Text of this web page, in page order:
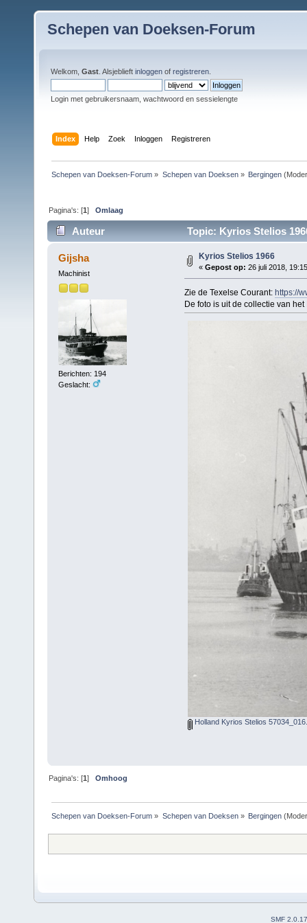
Schepen van Doeksen-Forum
Welkom, Gast . Alsjeblieft inloggen of registreren
Login met gebruikersnaam, wachtwoord en sessielengte
Index Help Zoek Inloggen Registreren
Schepen van Doeksen-Forum » Schepen van Doeksen» Bergingen
Pagina's: [1]Omlaag
Auteur Topic: Kyrios Stelios
Gijsha
Machinist
Berichten: 194
Geslacht:
Kyrios Stelios 1966
« Gepost op: 26 juli 2018,
Zie de Texelse Courant: https://
De foto is uit de collectie van
Holland Kyrios Stelios
Pagina's: [1]Omhoog
Schepen van Doeksen-Forum » Schepen van Doeksen» Bergingen
SMF 2.0.17